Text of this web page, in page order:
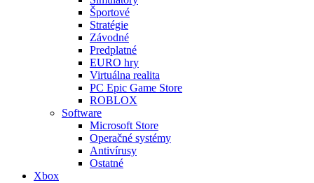
Športové
Stratégie
Závodné
Predplatné
EURO hry
Virtuálna realita
PC Epic Game Store
ROBLOX
Software
Microsoft Store
Operačné systémy
Antivírusy
Ostatné
Xbox